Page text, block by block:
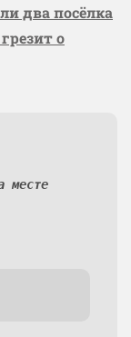
два посёлка
о
месте